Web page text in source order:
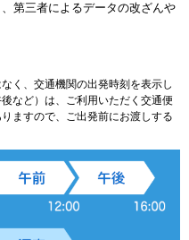
第三者によるデータの改ざんや
く、交通機関の出発時刻を表示し
など）は、ご利用いただく交通便
ますので、ご出発前にお渡しする